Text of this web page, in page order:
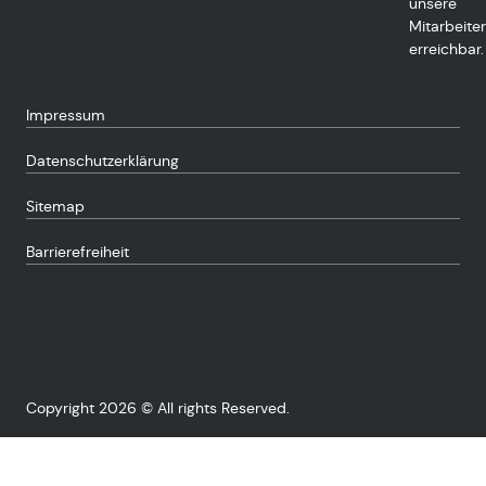
Mitarbeiter
erreichbar.
Impressum
Datenschutzerklärung
Sitemap
Barrierefreiheit
Copyright 2026 © All rights Reserved.